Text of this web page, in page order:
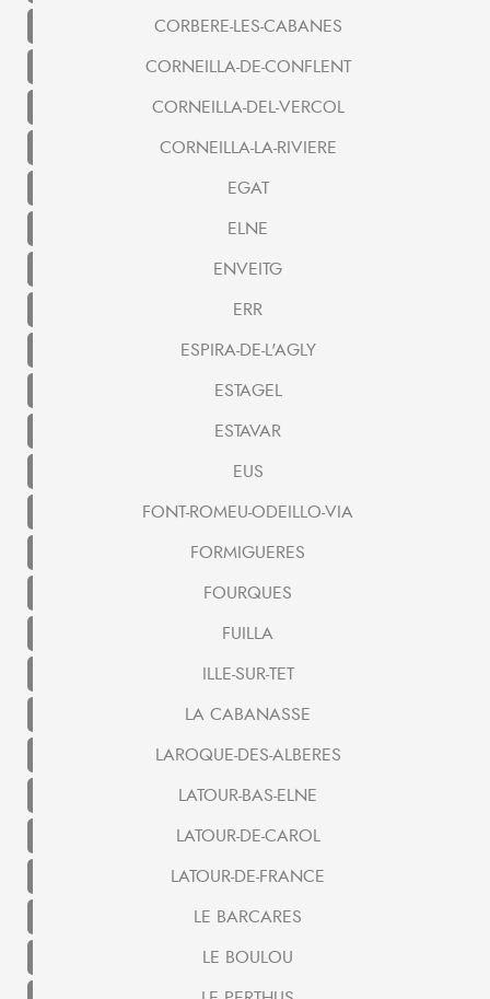
CORBERE-LES-CABANES
CORNEILLA-DE-CONFLENT
CORNEILLA-DEL-VERCOL
CORNEILLA-LA-RIVIERE
EGAT
ELNE
ENVEITG
ERR
ESPIRA-DE-L'AGLY
ESTAGEL
ESTAVAR
EUS
FONT-ROMEU-ODEILLO-VIA
FORMIGUERES
FOURQUES
FUILLA
ILLE-SUR-TET
LA CABANASSE
LAROQUE-DES-ALBERES
LATOUR-BAS-ELNE
LATOUR-DE-CAROL
LATOUR-DE-FRANCE
LE BARCARES
LE BOULOU